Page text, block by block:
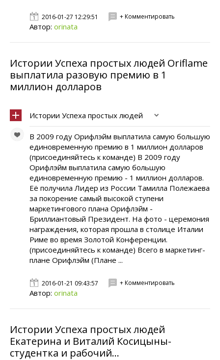
2016-01-27 12:29:51 + Комментировать
Автор: orinata
Истории Успеха простых людей Oriflame
выплатила разовую премию в 1
миллион долларов
Истории Успеха простых людей
В 2009 году Орифлэйм выплатила самую большую
единовременную премию в 1 миллион долларов
(присоединяйтесь к команде) В 2009 году
Орифлэйм выплатила самую большую
единовременную премию - 1 миллион долларов.
Её получила Лидер из России Тамилла Полежаева
за покорение самый высокой ступени
маркетингового плана Орифлэйм -
Бриллиантовый Президент. На фото - церемония
награждения, которая прошла в столице Италии
Риме во время Золотой Конференции.
(присоединяйтесь к команде) Всего в маркетинг-
плане Орифлэйм (Плане ...
2016-01-21 09:43:57 + Комментировать
Автор: orinata
Истории Успеха простых людей
Екатерина и Виталий Косицыны-
студентка и рабочий...